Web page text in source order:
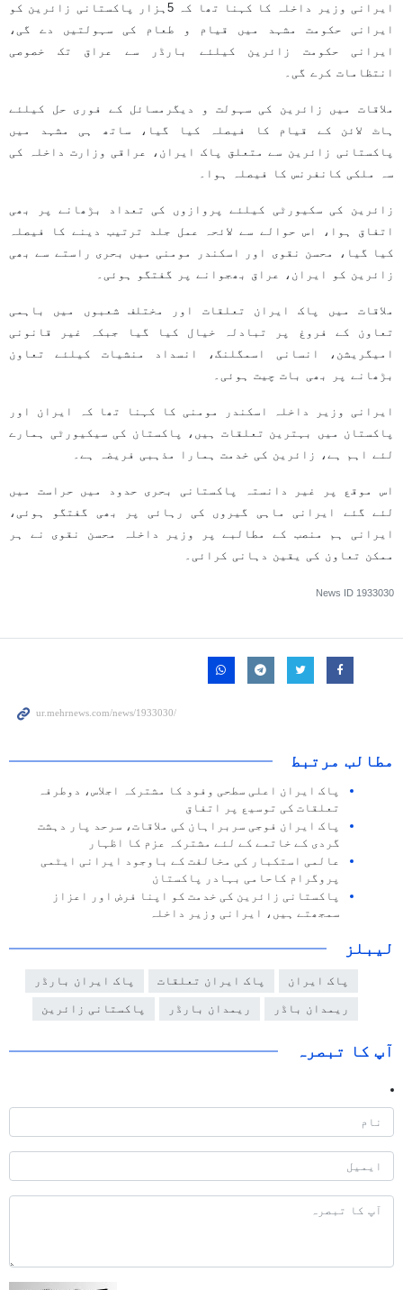
ایرانی وزیر داخلہ کا کہنا تھا کہ 5ہزار پاکستانی زائرین کو
ایرانی حکومت مشہد میں قیام و طعام کی سہولتیں دے گی،
ایرانی حکومت زائرین کیلئے بارڈر سے عراق تک خصوصی
انتظامات کرے گی۔
ملاقات میں زائرین کی سہولت و دیگرمسائل کے فوری حل کیلئے
ہاٹ لائن کے قیام کا فیصلہ کیا گیا، ساتھ ہی مشہد میں
پاکستانی زائرین سے متعلق پاک ایران، عراقی وزارت داخلہ کی
سہ ملکی کانفرنس کا فیصلہ ہوا۔
زائرین کی سکیورٹی کیلئے پروازوں کی تعداد بڑھانے پر بھی
اتفاق ہوا، اس حوالے سے لائحہ عمل جلد ترتیب دینے کا فیصلہ
کیا گیا، محسن نقوی اور اسکندر مومنی میں بحری راستے سے بھی
زائرین کو ایران، عراق بھجوانے پر گفتگو ہوئی۔
ملاقات میں پاک ایران تعلقات اور مختلف شعبوں میں باہمی
تعاون کے فروغ پر تبادلہ خیال کیا گیا جبکہ غیر قانونی
امیگریشن، انسانی اسمگلنگ، انسداد منشیات کیلئے تعاون
بڑھانے پر بھی بات چیت ہوئی۔
ایرانی وزیر داخلہ اسکندر مومنی کا کہنا تھا کہ ایران اور
پاکستان میں بہترین تعلقات ہیں، پاکستان کی سیکیورٹی ہمارے
لئے اہم ہے، زائرین کی خدمت ہمارا مذہبی فریضہ ہے۔
اس موقع پر غیر دانستہ پاکستانی بحری حدود میں حراست میں
لئے گئے ایرانی ماہی گیروں کی رہائی پر بھی گفتگو ہوئی،
ایرانی ہم منصب کے مطالبے پر وزیر داخلہ محسن نقوی نے ہر
ممکن تعاون کی یقین دہانی کرائی۔
News ID 1933030
مطالب مرتبط
پاک ایران اعلی سطحی وفود کا مشترکہ اجلاس، دوطرفہ
تعلقات کی توسیع پر اتفاق
پاک ایران فوجی سربراہان کی ملاقات، سرحد پار دہشت
گردی کے خاتمے کے لئے مشترکہ عزم کا اظہار
عالمی استکبار کی مخالفت کے باوجود ایرانی ایٹمی
پروگرام کاحامی بہادر پاکستان
پاکستانی زائرین کی خدمت کو اپنا فرض اور اعزاز
سمجھتے ہیں، ایرانی وزیر داخلہ
لیبلز
پاک ایران پاک ایران تعلقات پاک ایران بارڈر
ریمدان باڈر ریمدان بارڈر پاکستانی زائرین
آپ کا تبصرہ